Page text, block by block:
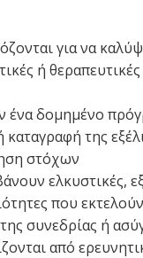
για να
ή
ένα δομημένο
καταγραφή της
στόχων
ελκυστικές,
που
συνεδρίας ή
από